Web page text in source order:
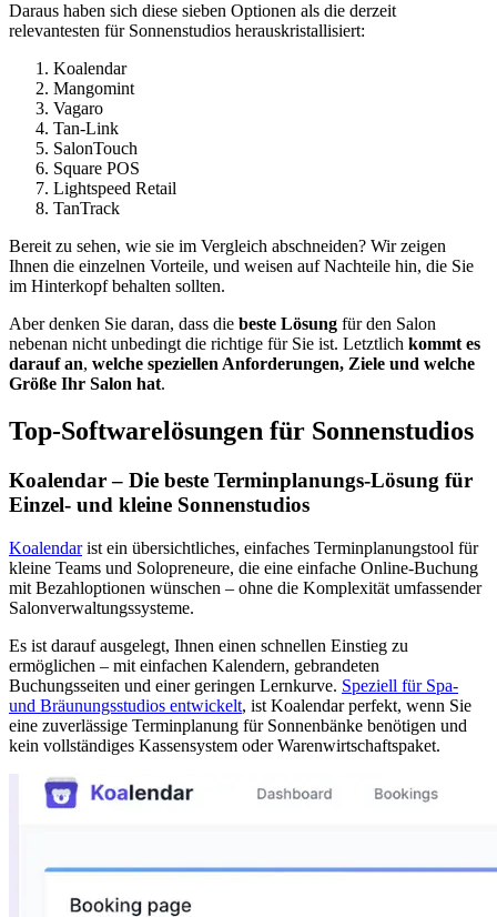
Daraus haben sich diese sieben Optionen als die derzeit
relevantesten für Sonnenstudios herauskristallisiert:
Koalendar
Mangomint
Vagaro
Tan-Link
SalonTouch
Square POS
Lightspeed Retail
TanTrack
Bereit zu sehen, wie sie im Vergleich abschneiden? Wir zeigen
Ihnen die einzelnen Vorteile, und weisen auf Nachteile hin, die Sie
im Hinterkopf behalten sollten.
Aber denken Sie daran, dass die beste Lösung für den Salon
nebenan nicht unbedingt die richtige für Sie ist. Letztlich kommt es
darauf an, welche speziellen Anforderungen, Ziele und welche
Größe Ihr Salon hat.
Top-Softwarelösungen für Sonnenstudios
Koalendar – Die beste Terminplanungs-Lösung für
Einzel- und kleine Sonnenstudios
Koalendarist ein übersichtliches, einfaches Terminplanungstool für
kleine Teams und Solopreneure, die eine einfache Online-Buchung
mit Bezahloptionen wünschen – ohne die Komplexität umfassender
Salonverwaltungssysteme.
Es ist darauf ausgelegt, Ihnen einen schnellen Einstieg zu
ermöglichen – mit einfachen Kalendern, gebrandeten
Buchungsseiten und einer geringen Lernkurve. Speziell für Spa-
und Bräunungsstudios entwickelt, ist Koalendar perfekt, wenn Sie
eine zuverlässige Terminplanung für Sonnenbänke benötigen und
kein vollständiges Kassensystem oder Warenwirtschaftspaket.